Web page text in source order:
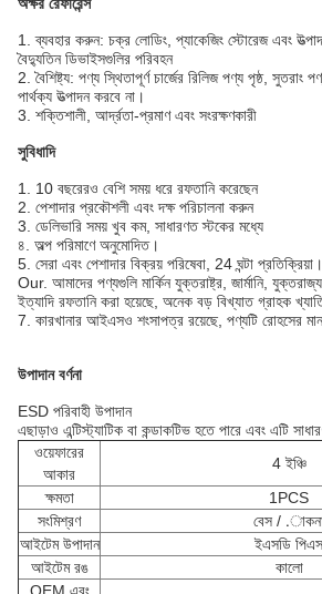
1. ব্যবহার করুন: চক্র লোডিং, প্যাকেজিং স্টোরেজ এবং
বৈদ্যুতিন ডিভাইসগুলির পরিবহন
2. বৈশিষ্ট্য: পণ্য স্থিতাপূর্ণ চার্জের রিলিজ পণ্য পৃষ্ঠ, সুতরাং
পার্থক্য উত্পাদন করবে না।
3. শক্তিশালী, আর্দ্রতা-প্রমাণ এবং সংরক্ষণকারী
সুবিধাদি
1. 10 বছরেরও বেশি সময় ধরে রফতানি করেছেন
2. পেশাদার প্রকৌশলী এবং দক্ষ পরিচালনা করুন
3. ডেলিভারি সময় খুব কম, সাধারণত স্টকের মধ্যে
৪. অল্প পরিমাণে অনুমোদিত।
5. সেরা এবং পেশাদার বিক্রয় পরিষেবা, 24 ঘন্টা প্রতিক্রিয়া।
Our. আমাদের পণ্যগুলি মার্কিন যুক্তরাষ্ট্র, জার্মানি,
ইত্যাদি রফতানি করা হয়েছে, অনেক বড় বিখ্যাত গ্রাহক
7. কারখানার আইএসও শংসাপত্র রয়েছে, পণ্যটি রোহসের
উপাদান বর্ণনা
ESD পরিবাহী উপাদান
এছাড়াও এন্টিস্ট্যাটিক বা কন্ডাকটিভ হতে পারে এবং এটি
ওয়েফারের
আকার
4 ইঞ্চি
ক্ষমতা
1PCS
সংমিশ্রণ
বেস /
আইটেম উপাদান
ইএসডি পিএস
আইটেম রঙ
কালো